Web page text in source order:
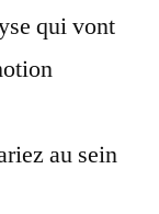
qui vont
au sein